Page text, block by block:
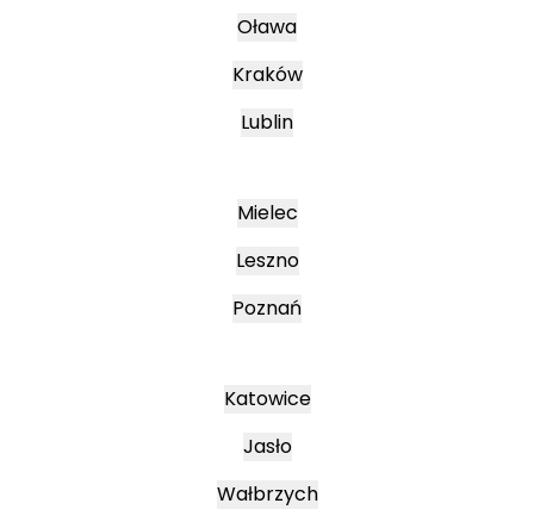
Oława
Kraków
Lublin
Mielec
Leszno
Poznań
Katowice
Jasło
Wałbrzych